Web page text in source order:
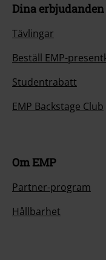
Dina erbjudanden
Tävlingar
Beställ EMP-
Studentrabatt
EMP Backstage Club
Om EMP
Partner-program
Hållbarhet